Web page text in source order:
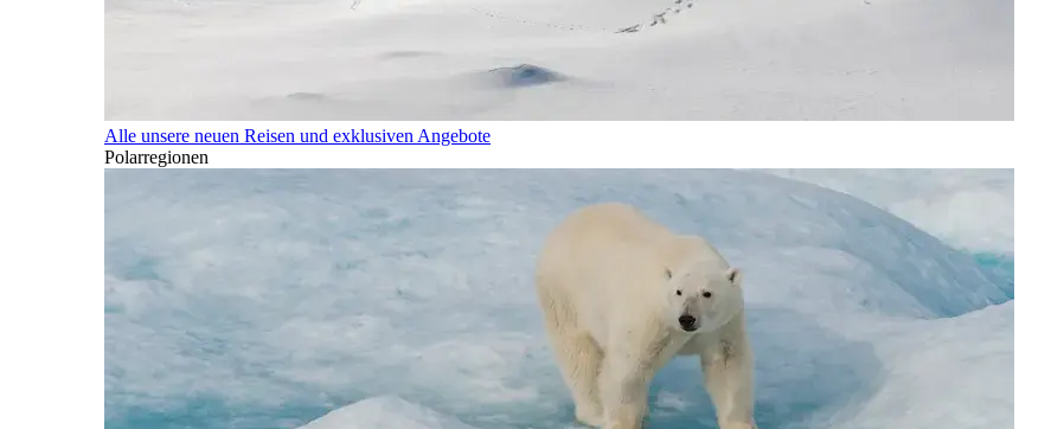
Alle unsere neuen Reisen und exklusiven Angebote
Polarregionen